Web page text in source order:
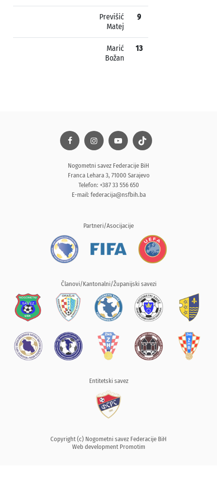
Previšić
Matej
9
Marić
Božan
13
Nogometni savez Federacije BiH
Franca Lehara 3, 71000 Sarajevo
Telefon: +387 33 556 650
E-mail: federacija@nsfbih.ba
Partneri/Asocijacije
Članovi/Kantonalni/Županijski savezi
Entitetski savez
Copyright (c) Nogometni savez Federacije BiH
Web development Promotim